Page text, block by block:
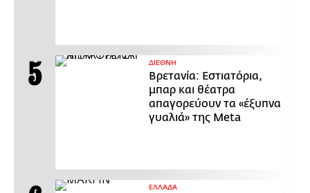
ΔΙΕΘΝΗ
Βρετανία: Εστιατόρια,
μπαρ και θέατρα
απαγορεύουν τα «έξυπνα
γυαλιά» της Meta
ΕΛΛΑΔΑ